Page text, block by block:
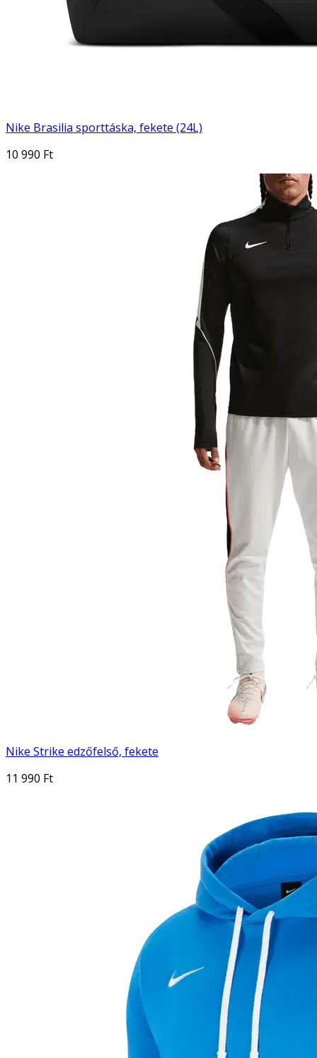
Nike Brasilia sporttáska, fekete (24L)
10 990 Ft
Nike Strike edzőfelső, fekete
11 990 Ft